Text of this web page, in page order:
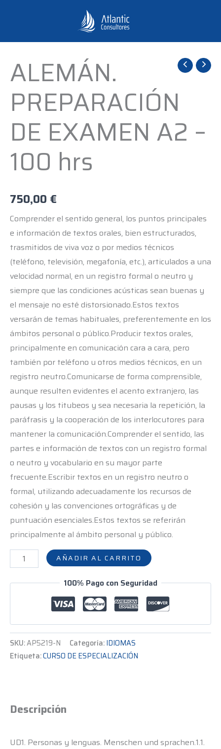
ALEMÁN.
PREPARACIÓN
DE EXAMEN A2 –
100 hrs
750,00 €
Comprender el sentido general, los puntos principales
e información de textos orales, bien estructurados,
trasmitidos de viva voz o por medios técnicos
(teléfono, televisión, megafonía, etc.), articulados a una
velocidad normal, en un registro formal o neutro y
siempre que las condiciones acústicas sean buenas y
el mensaje no esté distorsionado.Estos textos
versarán de temas habituales, preferentemente en los
ámbitos personal o público.Producir textos orales,
principalmente en comunicación cara a cara, pero
también por teléfono u otros medios técnicos, en un
registro neutro.Comunicarse de forma comprensible,
aunque resulten evidentes el acento extranjero, las
pausas y los titubeos y sea necesaria la repetición, la
paráfrasis y la cooperación de los interlocutores para
mantener la comunicación.Comprender el sentido, las
partes e información de textos con un registro formal
o neutro y vocabulario en su mayor parte
frecuente.Escribir textos en un registro neutro o
formal, utilizando adecuadamente los recursos de
cohesión y las convenciones ortográficas y de
puntuación esenciales.Estos textos se referirán
principalmente al ámbito personal y público.
ALEMÁN.
PREPARACIÓN
DE
EXAMEN
A2
100
AÑADIR AL CARRITO
100% Pago con Seguridad
SKU:AP5219-N Categoría:IDIOMAS
Etiqueta:CURSO DE ESPECIALIZACIÓN
Descripción
UD1. Personas y lenguas. Menschen und sprachen.1.1.